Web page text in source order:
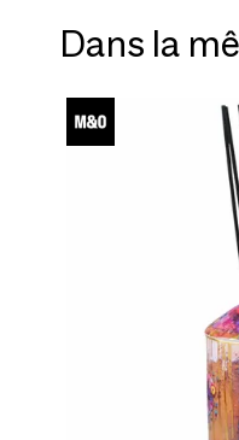
Dans la